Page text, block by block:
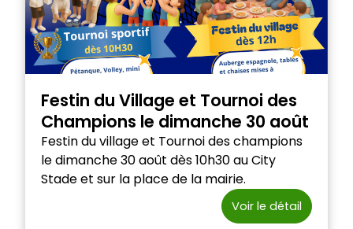
Festin du Village et Tournoi des
Champions le dimanche 30 août
Festin du village et Tournoi des champions
le dimanche 30 août dès 10h30 au City
Stade et sur la place de la mairie.
Voir le détail